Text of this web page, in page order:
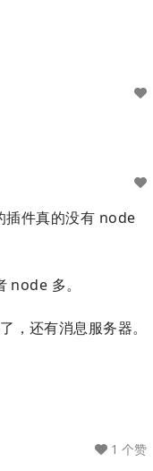
插件真的没有 node
node 多。
还有消息服务器。
1 个赞